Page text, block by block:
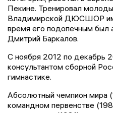
Пекине. Тренировал
Владимирской ДЮСШОР
время его подопечным был
Дмитрий Баркалов.
С ноября 2012 по декабрь
консультантом сборной
гимнастике.
Абсолютный чемпион мира
командном первенстве